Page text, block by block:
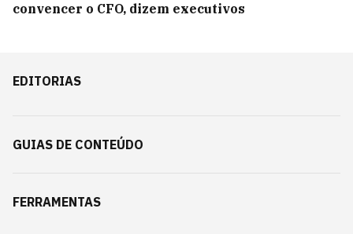
convencer o CFO, dizem executivos
EDITORIAS
GUIAS DE CONTEÚDO
FERRAMENTAS